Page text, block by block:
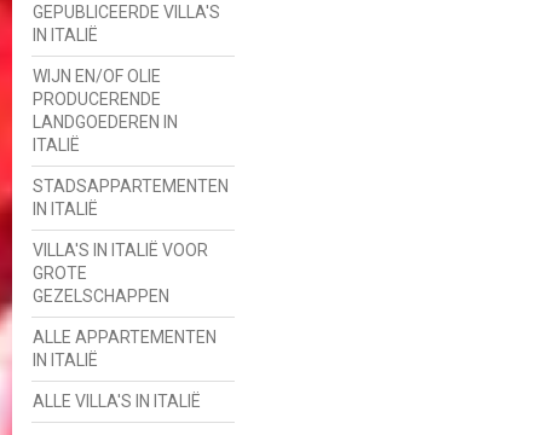
GEPUBLICEERDE VILLA'S
IN ITALIË
WIJN EN/OF OLIE
PRODUCERENDE
LANDGOEDEREN IN
ITALIË
STADSAPPARTEMENTEN
IN ITALIË
VILLA'S IN ITALIË VOOR
GROTE
GEZELSCHAPPEN
ALLE APPARTEMENTEN
IN ITALIË
ALLE VILLA'S IN ITALIË